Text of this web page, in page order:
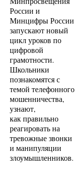
России и
Минцифры России
запускают новый
цикл уроков по
цифровой
грамотности.
Школьники
познакомятся с
темой телефонного
мошенничества,
узнают,
как правильно
реагировать на
тревожные звонки
и манипуляции
злоумышленников.